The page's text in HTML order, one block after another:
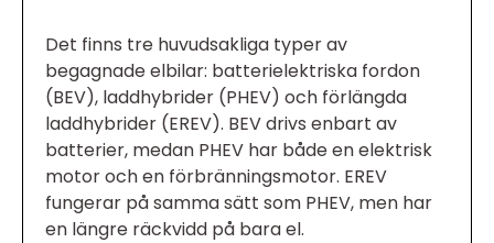
Det finns tre huvudsakliga typer av
begagnade elbilar: batterielektriska fordon
(BEV), laddhybrider (PHEV) och förlängda
laddhybrider (EREV). BEV drivs enbart av
batterier, medan PHEV har både en elektrisk
motor och en förbränningsmotor. EREV
fungerar på samma sätt som PHEV, men har
en längre räckvidd på bara el.